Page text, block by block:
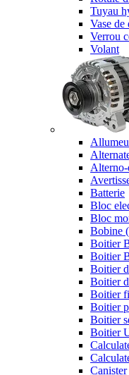
Tuyau
Vase de
Verrou
Volant
Alterno-
Batterie
Bloc
Bloc
Bobine
Boitier
Boitier
Boitier
Boitier
Boitier
Boitier
Boitier
Boitier
Canister